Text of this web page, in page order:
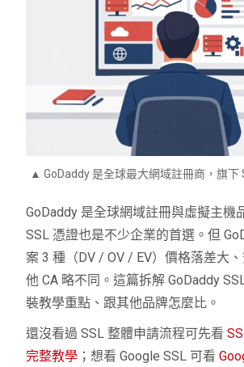
▲ GoDaddy 是全球最大網域註冊商，旗下
GoDaddy 是全球網域註冊與虛擬主機
SSL 憑證也是不少企業的首選。但
案 3 種（DV / OV / EV）價格落差大
他 CA 略不同。這篇拆解 GoDaddy
裝教學重點、跟其他品牌怎麼比。
還沒看過 SSL 整體申請流程可先看
完整教學 ；想看 Google SSL 可看